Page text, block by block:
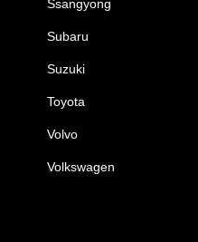
Ssangyong
Subaru
Suzuki
Toyota
Volvo
Volkswagen